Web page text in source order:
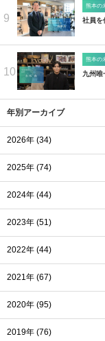
9
熊本の
社員を
10
熊本の
九州唯
年別アーカイブ
2026年 (34)
2025年 (74)
2024年 (44)
2023年 (51)
2022年 (44)
2021年 (67)
2020年 (95)
2019年 (76)